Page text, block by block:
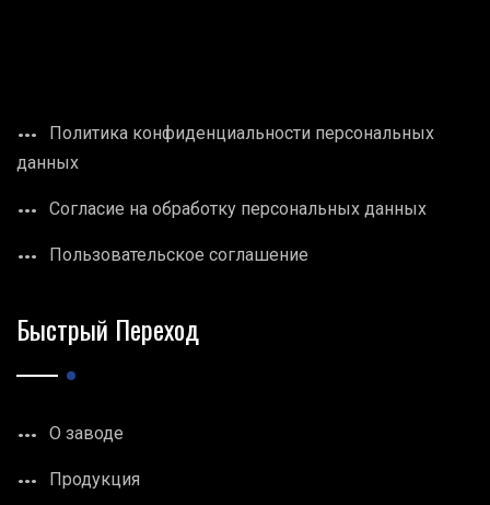
Политика конфиденциальности персональных
данных
Согласие на обработку персональных данных
Пользовательское соглашение
Быстрый Переход
О заводе
Продукция